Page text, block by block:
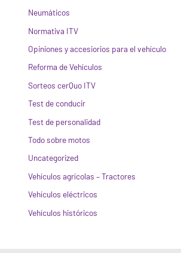
Neumáticos
Normativa ITV
Opiniones y accesiorios para el vehículo
Reforma de Vehículos
Sorteos cerQuo ITV
Test de conducir
Test de personalidad
Todo sobre motos
Uncategorized
Vehículos agrícolas – Tractores
Vehículos eléctricos
Vehículos históricos